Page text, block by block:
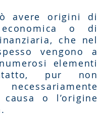
avere origini di
o di
che nel
vengono a
elementi
pur non
necessariamente
causa o l’origine